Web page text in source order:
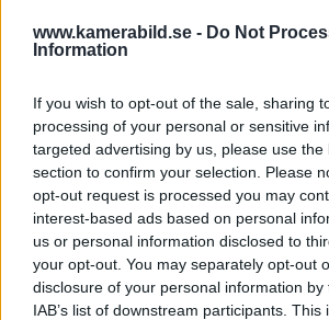
www.kamerabild.se - Do Not
Information
If you wish to opt-out of the sale, sharing
processing of your personal or sensitive
targeted advertising by us, please use the
section to confirm your selection. Please
opt-out request is processed you may
interest-based ads based on personal
us or personal information disclosed to
your opt-out. You may separately opt-out
disclosure of your personal information
IAB’s list of downstream participants.